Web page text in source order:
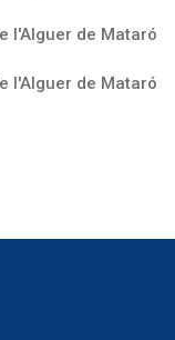
l'Alguer de Mataró
l'Alguer de Mataró